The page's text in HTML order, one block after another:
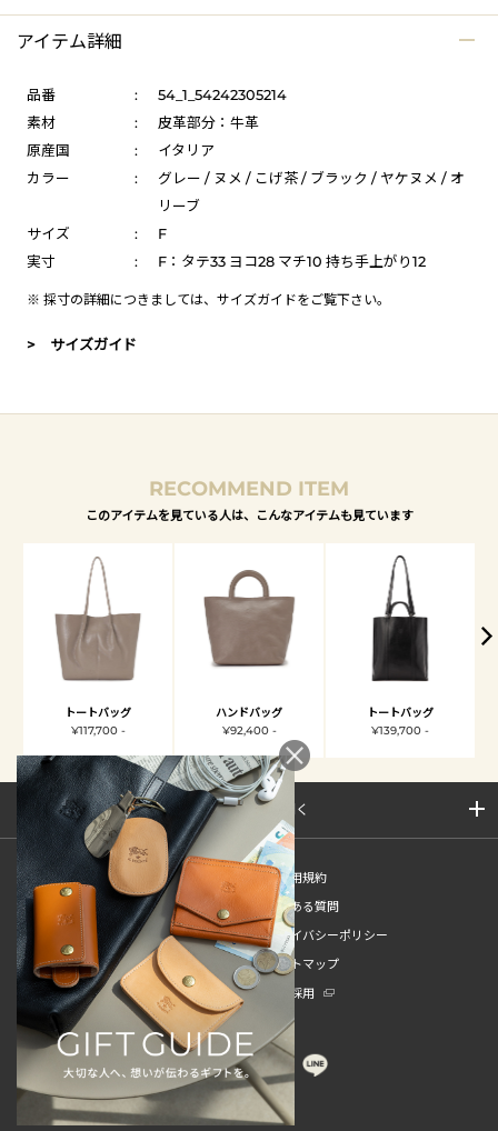
アイテム詳細
品番 :
54_1_54242305214
素材
:
皮革部分：牛革
原産国
:
イタリア
カラー
:
グレー / ヌメ / こげ茶 / ブラック / ヤケヌメ / オ
リーブ
サイズ
:
F
実寸
: F：タテ33 ヨコ28 マチ10 持ち手上がり12
※ 採寸の詳細につきましては、 サイズガイドをご覧下さい。
> サイズガイド
RECOMMEND ITEM
このアイテムを見ている人は、こんなアイテムも見ています
トートバッグ
¥117,700 -
ハンドバッグ
¥92,400 -
トートバッグ
¥139,700 -
サイトマップを開く
新規会員登録
ご利用規約
ご利用ガイド
よくある質問
特定商取引法
プライバシーポリシー
お問い合わせ
サイトマップ
販売スタッフ中途採用
新卒採用